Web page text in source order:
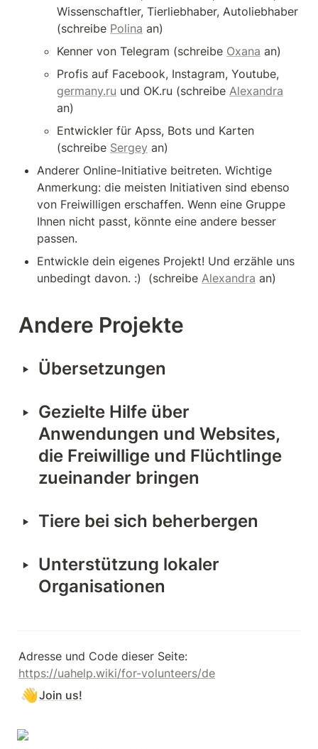
Wissenschaftler, Tierliebhaber, Autoliebhaber
(schreibe Polina an)
Kenner von Telegram (schreibe Oxana an)
germany.ru und OK.ru (schreibe Alexandra
an)
Entwickler für Apss, Bots und Karten
(schreibe Sergey an)
Anderer Online-Initiative beitreten. Wichtige
Anmerkung: die meisten Initiativen sind ebenso
von Freiwilligen erschaffen. Wenn eine Gruppe
Ihnen nicht passt, könnte eine andere besser
passen.
Entwickle dein eigenes Projekt! Und erzähle uns
unbedingt davon. :)  (schreibe Alexandra an)
Andere Projekte
‣ Übersetzungen
‣ Gezielte Hilfe über
Anwendungen und Websites,
die Freiwillige und Flüchtlinge
zueinander bringen
‣ Tiere bei sich beherbergen
‣ Unterstützung lokaler
Organisationen
https://uahelp.wiki/for-volunteers/de
👋Join us!